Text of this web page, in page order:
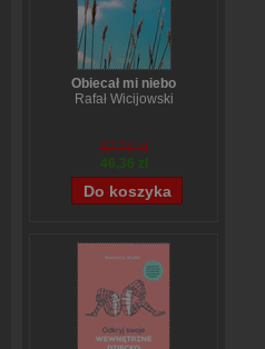
Obiecał mi niebo
Rafał Wicijowski
57,70 zł
46,36 zł